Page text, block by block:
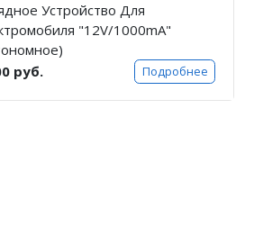
Устройство Для
"12V/1000mA"
руб.
Подробнее